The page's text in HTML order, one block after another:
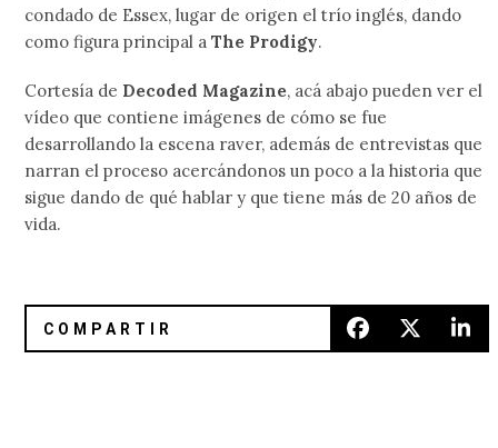
condado de Essex, lugar de origen el trío inglés, dando
como figura principal a The Prodigy.
Cortesía de Decoded Magazine, acá abajo pueden ver el
vídeo que contiene imágenes de cómo se fue
desarrollando la escena raver, además de entrevistas que
narran el proceso acercándonos un poco a la historia que
sigue dando de qué hablar y que tiene más de 20 años de
vida.